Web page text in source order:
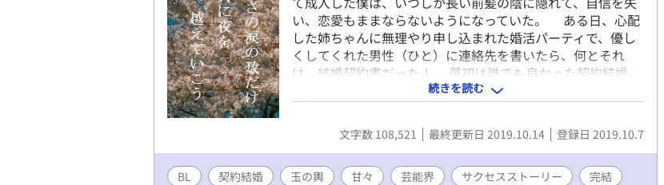
い、恋愛もままならないようになっていた。 ある日、心配
した姉ちゃんに無理やり申し込まれた婚活パーティで、優し
くしてくれた男性（ひと）に連絡先を書いたら、何とそれ
は、結婚契約書だった！ 最初は誰でも良かった契約結婚。
いつしか「好き」と「好き」が重なり、「愛してる」にな
る。 幾つもの障害をを越えて結ばれた時、こぼれ落ちた切
ない涙は、「愛」そのものなのだと知る。 切なさの涙の数
だけ、共に夜を越えていこう。
続きを読む
文字数 108,521 最終更新日 2019.10.14 登録日 2019.10.7
BL 契約結婚 玉の輿 甘々 芸能界 サクセスストーリー 完結